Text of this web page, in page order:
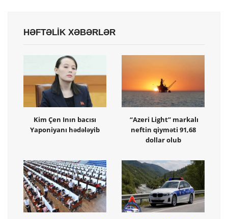
HƏFTƏLİK XƏBƏRLƏR
Kim Çen Inın bacısı
Yaponiyanı hədələyib
“Azeri Light” markalı
neftin qiyməti 91,68
dollar olub